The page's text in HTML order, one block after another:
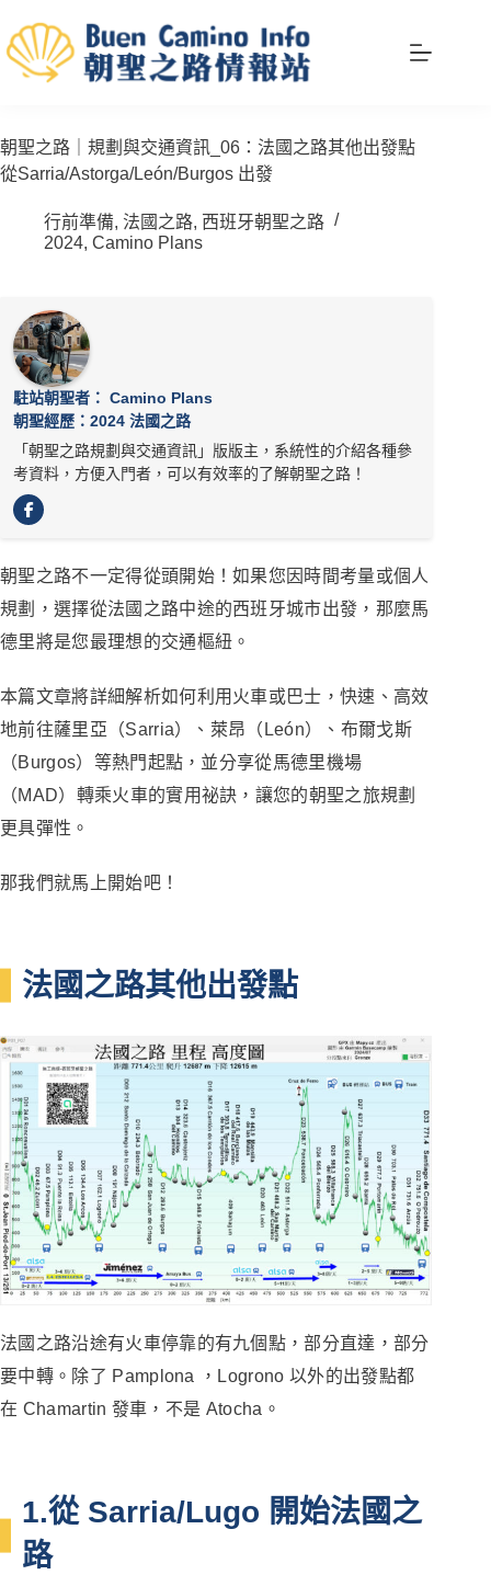
至
主
容
朝聖之路｜規劃與交通資訊_06：法國之路其他出發點
從Sarria/Astorga/León/Burgos 出發
行前準備, 法國之路, 西班牙朝聖之路
2024, Camino Plans
駐站朝聖者： Camino Plans
朝聖經歷：2024 法國之路
「朝聖之路規劃與交通資訊」版版主，系統性的介紹各種參
考資料，方便入門者，可以有效率的了解朝聖之路！
朝聖之路不一定得從頭開始！如果您因時間考量或個人
規劃，選擇從法國之路中途的西班牙城市出發，那麼馬
德里將是您最理想的交通樞紐。
本篇文章將詳細解析如何利用火車或巴士，快速、高效
地前往薩里亞（Sarria）、萊昂（León）、布爾戈斯
（Burgos）等熱門起點，並分享從馬德里機場
（MAD）轉乘火車的實用祕訣，讓您的朝聖之旅規劃
更具彈性。
那我們就馬上開始吧！
法國之路其他出發點
法國之路沿途有火車停靠的有九個點，部分直達，部分
要中轉。除了 Pamplona ，Logrono 以外的出發點都
在 Chamartin 發車，不是 Atocha。
1.從 Sarria/Lugo 開始法國之
路